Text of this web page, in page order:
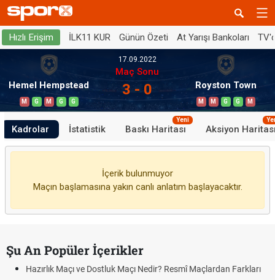
Hızlı Erişim İLK11 KUR Günün Özeti At Yarışı Bankoları
Hemel Hempstead
M G M G G
17.09.2022
Maç Sonu
3 - 0 Royston Town
M M G G M
Kadrolar İstatistik Baskı Haritası
Yeni
Aksiyon
İçerik bulunmuyor
Maçın başlamasına yakın canlı anlatım başlayacaktır.
Şu An Popüler İçerikler
Hazırlık Maçı ve Dostluk Maçı Nedir? Resmî Maçlardan Farkları